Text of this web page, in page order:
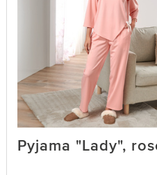
Pyjama "Lady",